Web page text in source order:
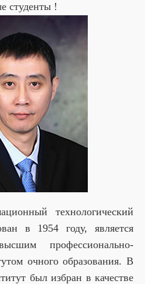
студенты !
технологический
в 1954 году, является
профессионально-
очного образования. В
был избран в качестве